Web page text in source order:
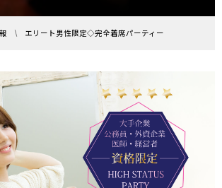
エリート男性限定◇完全着席パーティー